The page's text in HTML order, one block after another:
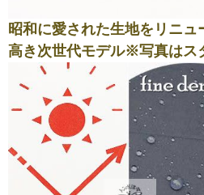
昭和に愛された生地をリニ
高き次世代モデル※写真はス